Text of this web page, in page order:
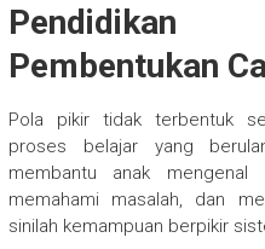
Pembentukan
Pola pikir tidak terbentuk
proses belajar yang
membantu anak
memahami masalah, dan
sinilah kemampuan berpikir